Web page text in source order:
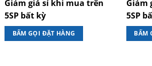
Giảm giá sỉ khi mua trên
5SP bất kỳ
BẤM GỌI ĐẶT HÀNG
Giảm
5SP
BẤM